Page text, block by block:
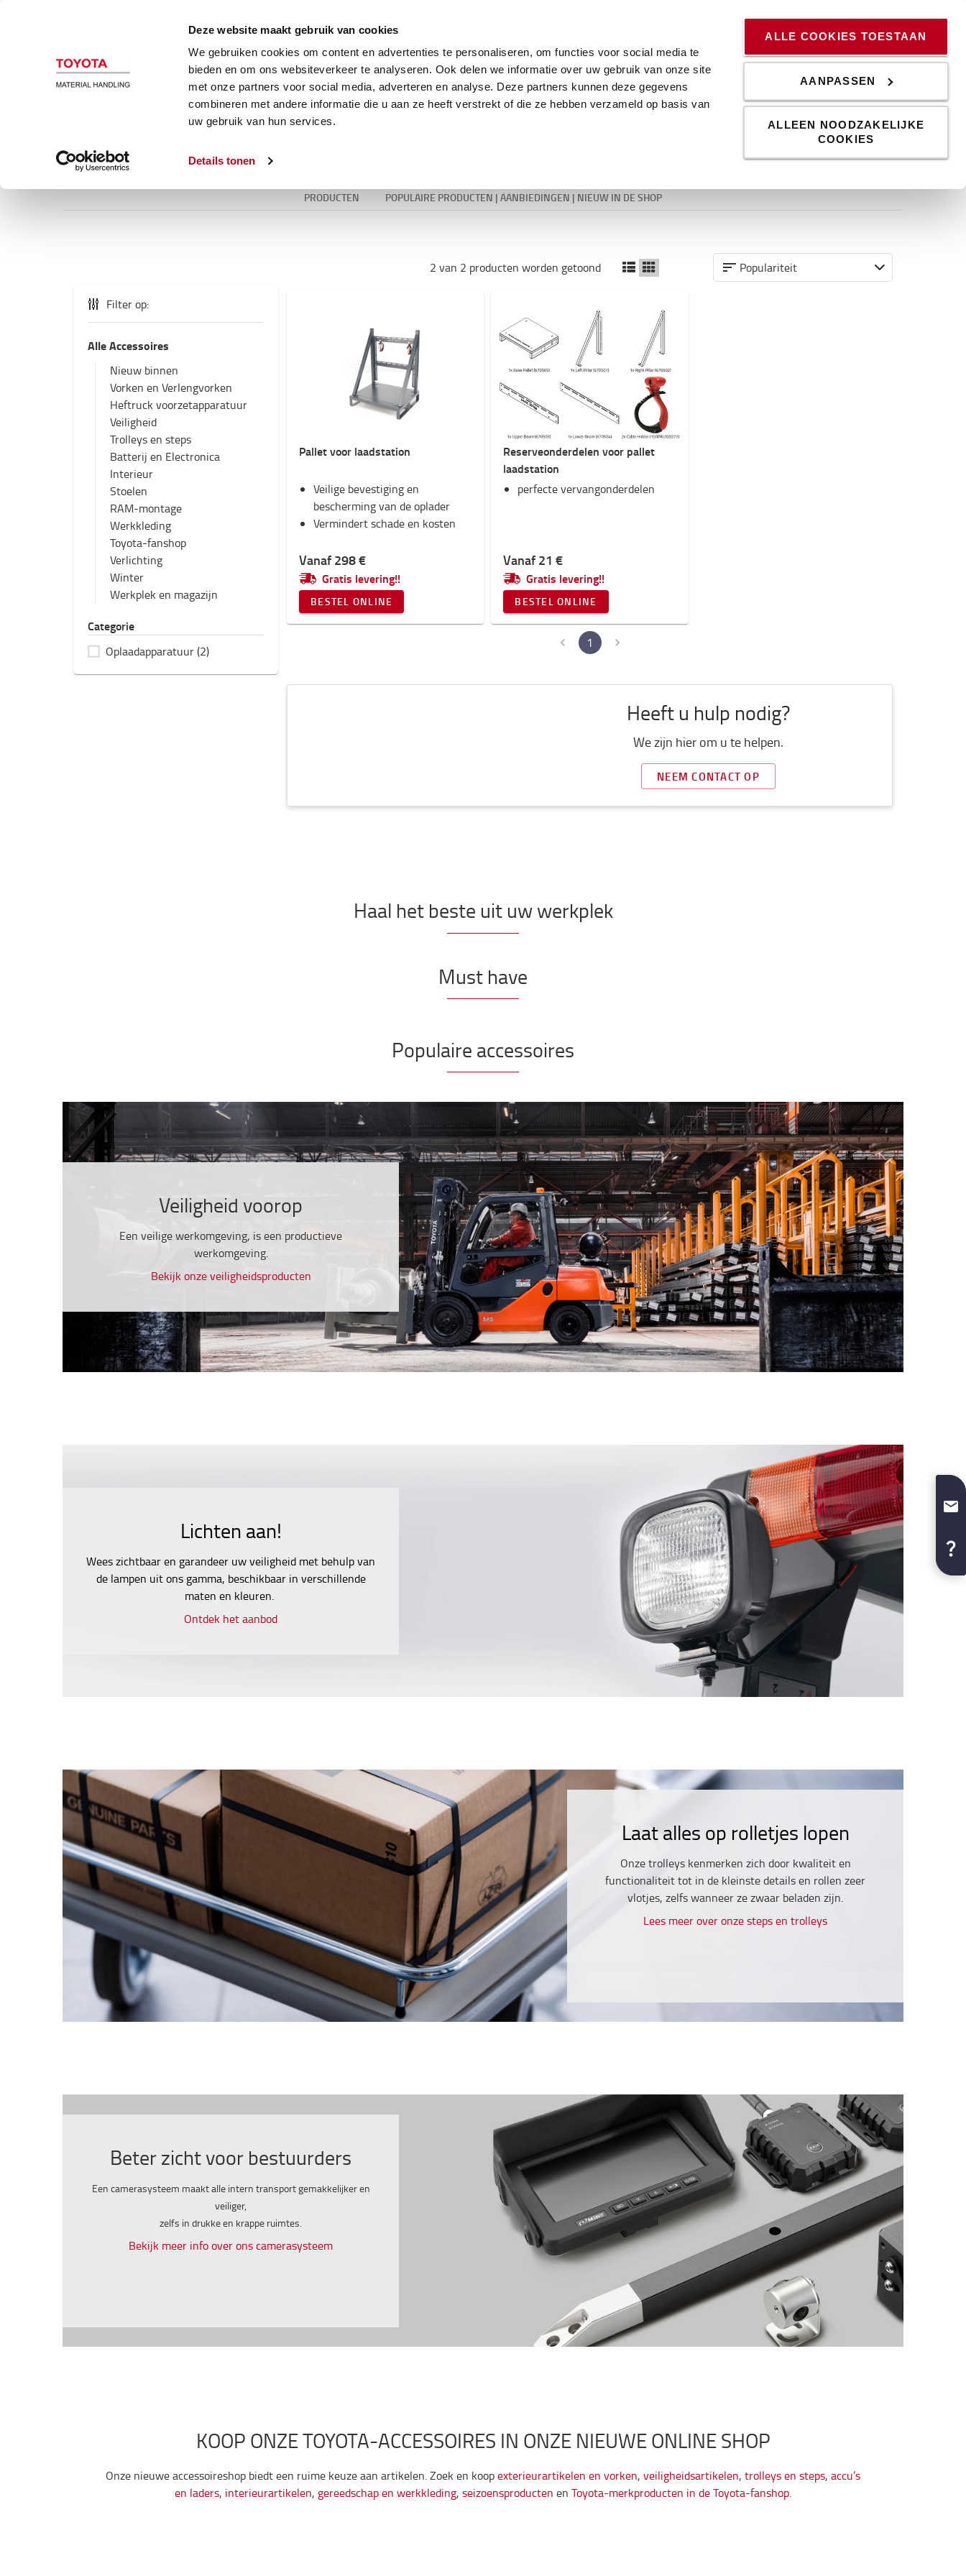
Deze website maakt gebruik van cookies
We gebruiken cookies om content en advertenties te personaliseren, om functies voor social media te
bieden en om ons websiteverkeer te analyseren. Ook delen we informatie over uw gebruik van onze site
met onze partners voor social media, adverteren en analyse. Deze partners kunnen deze gegevens
combineren met andere informatie die u aan ze heeft verstrekt of die ze hebben verzameld op basis van
uw gebruik van hun services.
Details tonen
ALLE COOKIES TOESTAAN
AANPASSEN
ALLEEN NOODZAKELIJKE
COOKIES
Magazijn en heftrucks Automatisering Tweedehands trucks
Batterij en Electronica
Oplaadapparatuur
PRODUCTEN POPULAIRE PRODUCTEN | AANBIEDINGEN | NIEUW IN DE SHOP
Filter op:
Alle Accessoires
Nieuw binnen
Vorken en Verlengvorken
Heftruck voorzetapparatuur
Veiligheid
Trolleys en steps
Batterij en Electronica
Interieur
Stoelen
RAM-montage
Werkkleding
Toyota-fanshop
Verlichting
Winter
Werkplek en magazijn
Categorie
Oplaadapparatuur(2)
2 van 2 producten worden getoond Populariteit
Pallet voor laadstation
Veilige bevestiging en
bescherming van de oplader
Vermindert schade en kosten
Vanaf 298 €
Gratis levering!!
BESTEL ONLINE
Reserveonderdelen voor pallet
laadstation
perfecte vervangonderdelen
Vanaf 21 €
Gratis levering!!
BESTEL ONLINE
1
Heeft u hulp nodig?
We zijn hier om u te helpen.
NEEM CONTACT OP
Haal het beste uit uw werkplek
Must have
Populaire accessoires
Veiligheid voorop
Een veilige werkomgeving, is een productieve
werkomgeving.
Bekijk onze veiligheidsproducten
Lichten aan!
Wees zichtbaar en garandeer uw veiligheid met behulp van
de lampen uit ons gamma, beschikbaar in verschillende
maten en kleuren.
Ontdek het aanbod
Laat alles op rolletjes lopen
Onze trolleys kenmerken zich door kwaliteit en
functionaliteit tot in de kleinste details en rollen zeer
vlotjes, zelfs wanneer ze zwaar beladen zijn.
Lees meer over onze steps en trolleys
Beter zicht voor bestuurders
Een camerasysteem maakt alle intern transport gemakkelijker en
veiliger,
zelfs in drukke en krappe ruimtes.
Bekijk meer info over ons camerasysteem
KOOP ONZE TOYOTA-ACCESSOIRES IN ONZE NIEUWE ONLINE SHOP
Onze nieuwe accessoireshop biedt een ruime keuze aan artikelen. Zoek en koopexterieurartikelen en vorken, veiligheidsartikelen, trolleys en steps, accu’s
en laders, interieurartikelen, gereedschap en werkkleding, seizoensproducten en Toyota-merkproducten in de Toyota-fanshop.